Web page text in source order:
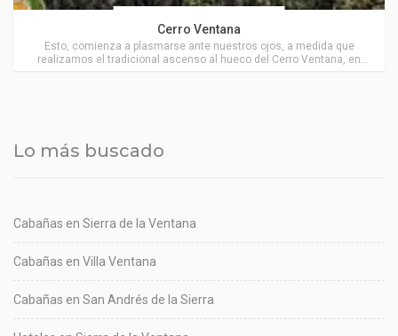
Cerro Ventana
Esto, comienza a plasmarse ante nuestros ojos, a medida que
realizamos el tradicional ascenso al hueco del Cerro Ventana, en
Lo más buscado
Cabañas en Sierra de la Ventana
Cabañas en Villa Ventana
Cabañas en San Andrés de la Sierra